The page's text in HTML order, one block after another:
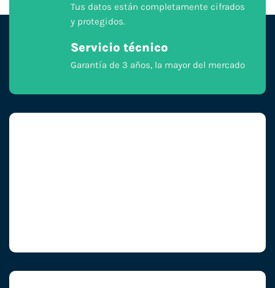
Tus datos están completamente cifrados
y protegidos.
Servicio técnico
Garantía de 3 años, la mayor del mercado